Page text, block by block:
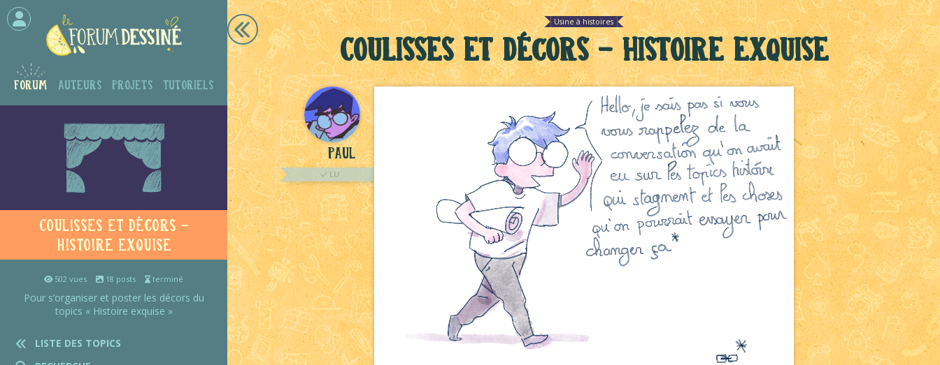
Forum Auteurs Projets Tutoriels
Coulisses et décors -
Histoire exquise
502 vues 18 posts terminé
Pour s’organiser et poster les décors du
topics « Histoire exquise »
LISTE DES TOPICS
Usine à histoires
Coulisses et décors - Histoire exquise
Paul
LU